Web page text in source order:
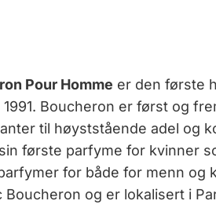
Pour Homme er den første
1991. Boucheron er først og
til høyststående adel og
første parfyme for kvinner
for både for menn og
Boucheron og er lokalisert i